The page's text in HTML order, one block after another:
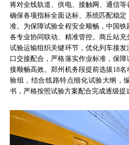
将对全线轨道、供电、接触网、通信等
确保各项指标全面达标、系统匹配稳
准。为保障试验全程安全顺畅，中国
各专业协同联动、精准管控。商丘站
试验运输组织关键环节，优化列车接
口交接配合，严格落实作业标准，保
接顺畅高效。郑州机务段提前选拔18
验组，结合线路特点细化试验大纲，
书，严格按照试验方案配合完成逐级提